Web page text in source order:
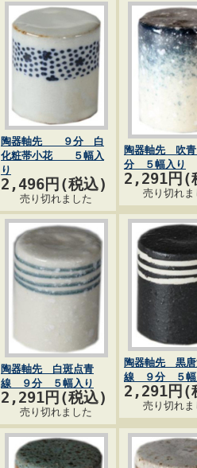
陶器軸先 ９分 白
化粧帯小花 ５幅入
り
2,496円(税込)
売り切れました
陶器軸先 吹
分 ５幅入り
2,291円(
売り切れま
陶器軸先 白斑点青
線 ９分 ５幅入り
2,291円(税込)
売り切れました
陶器軸先 黒唐
線 ９分 ５幅
2,291円(
売り切れま